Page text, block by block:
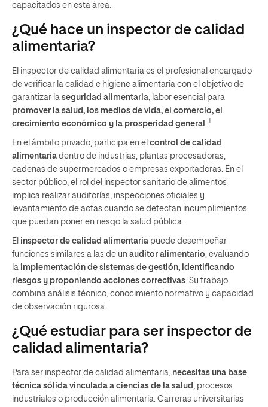
capacitados en esta área.
¿Qué hace un inspector de calidad
alimentaria?
El inspector de calidad alimentaria es el profesional encargado
de verificar la calidad e higiene alimentaria con el objetivo de
garantizar la seguridad alimentaria , labor esencial para
promover la salud, los medios de vida, el comercio, el
crecimiento económico y la prosperidad general
1
En el ámbito privado, participa en el control de calidad
alimentaria dentro de industrias, plantas procesadoras,
cadenas de supermercados o empresas exportadoras. En el
sector público, el rol del inspector sanitario de alimentos
implica realizar auditorías, inspecciones oficiales y
levantamiento de actas cuando se detectan incumplimientos
que puedan poner en riesgo la salud pública.
El inspector de calidad alimentaria puede desempeñar
funciones similares a las de un auditor alimentario , evaluando
la implementación de sistemas de gestión, identificando
riesgos y proponiendo acciones correctivas . Su trabajo
combina análisis técnico, conocimiento normativo y capacidad
de observación rigurosa.
¿Qué estudiar para ser inspector de
calidad alimentaria?
Para ser inspector de calidad alimentaria, necesitas una base
técnica sólida vinculada a ciencias de la salud
, procesos
industriales o producción alimentaria. Carreras universitarias